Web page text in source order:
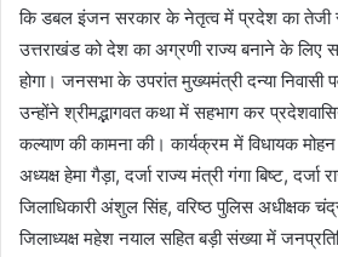
कि डबल इंजन सरकार के नेतृत्व में प्रदेश का तेजी
उत्तराखंड को देश का अग्रणी राज्य बनाने के लिए
होगा। जनसभा के उपरांत मुख्यमंत्री दन्या
उन्होंने श्रीमद्भागवत कथा में सहभाग कर
कल्याण की कामना की। कार्यक्रम में विधायक
अध्यक्ष हेमा गैड़ा, दर्जा राज्य मंत्री गंगा बिष्ट,
जिलाधिकारी अंशुल सिंह, वरिष्ठ पुलिस अधीक्षक
जिलाध्यक्ष महेश नयाल सहित बड़ी संख्या में